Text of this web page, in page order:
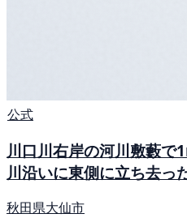
公式
川口川右岸の河川敷藪で
川沿いに東側に立ち去った
秋田県大仙市